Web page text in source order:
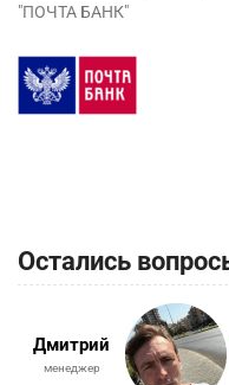
"ПОЧТА БАНК"
Остались
Дмитрий
менеджер